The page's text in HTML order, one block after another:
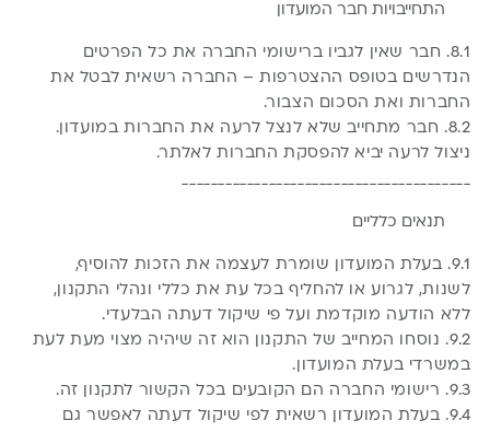
התחייבויות חבר המועדון
8.1. חבר שאין לגביו ברישומי החברה את כל הפרטים
הנדרשים בטופס ההצטרפות – החברה רשאית לבטל את
החברות ואת הסכום הצבור.
8.2. חבר מתחייב שלא לנצל לרעה את החברות במועדון.
ניצול לרעה יביא להפסקת החברות לאלתר.
תנאים כלליים
9.1. בעלת המועדון שומרת לעצמה את הזכות להוסיף,
לשנות, לגרוע או להחליף בכל עת את כללי ונהלי התקנון,
ללא הודעה מוקדמת ועל פי שיקול דעתה הבלעדי.
9.2. נוסחו המחייב של התקנון הוא זה שיהיה מצוי מעת לעת
במשרדי בעלת המועדון.
9.3. רישומי החברה הם הקובעים בכל הקשור לתקנון זה.
9.4. בעלת המועדון רשאית לפי שיקול דעתה לאפשר גם